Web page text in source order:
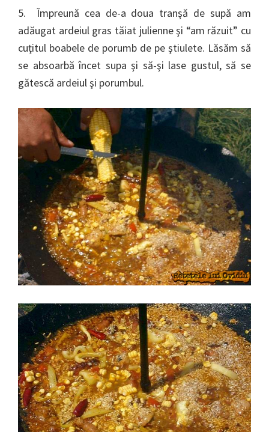
5. Împreună cea de-a doua tranşă de supă am
adăugat ardeiul gras tăiat julienne şi “am răzuit” cu
cuţitul boabele de porumb de pe ştiulete. Lăsăm să
se absoarbă încet supa şi să-şi lase gustul, să se
gătescă ardeiul şi porumbul.